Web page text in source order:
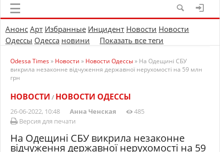
Анонс Арт Избранные Инцидент Новости Новости
Одессы Одесса новини Показать все теги
Odessa Times» Новости » Новости Одессы» На Одещині СБУ
викрила незаконне відчуження державної нерухомості на 59 млн
грн
НОВОСТИ / НОВОСТИ ОДЕССЫ
26-06-2022, 10:48 Анна Ченская
485
Версия для печати
На Одещині СБУ викрила незаконне
відчуження державної нерухомості на 59